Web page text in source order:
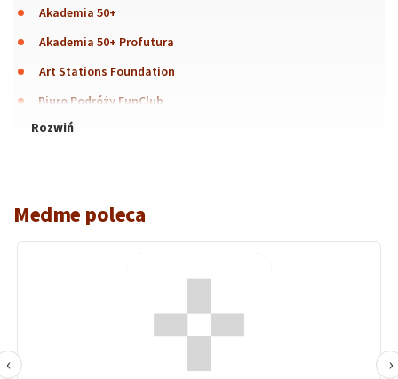
Akademia 50+
Akademia 50+ Profutura
Art Stations Foundation
Biuro Podróży FunClub
Medme poleca
‹ ›